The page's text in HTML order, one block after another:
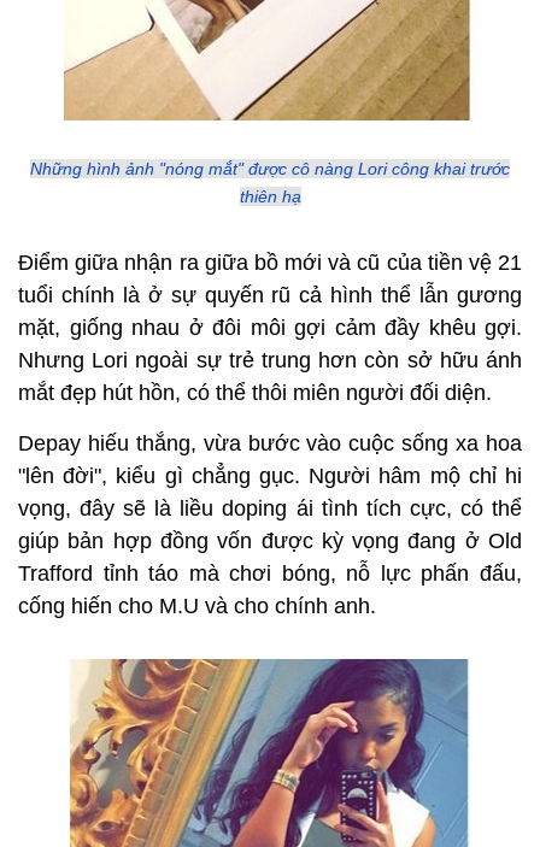
Những hình ảnh "nóng mắt" được cô nàng Lori công khai trước
thiên hạ
Điểm giữa nhận ra giữa bồ mới và cũ của tiền vệ 21
tuổi chính là ở sự quyến rũ cả hình thể lẫn gương
mặt, giống nhau ở đôi môi gợi cảm đầy khêu gợi.
Nhưng Lori ngoài sự trẻ trung hơn còn sở hữu ánh
mắt đẹp hút hồn, có thể thôi miên người đối diện.
Depay hiếu thắng, vừa bước vào cuộc sống xa hoa
"lên đời", kiểu gì chẳng gục. Người hâm mộ chỉ hi
vọng, đây sẽ là liều doping ái tình tích cực, có thể
giúp bản hợp đồng vốn được kỳ vọng đang ở Old
Trafford tỉnh táo mà chơi bóng, nỗ lực phấn đấu,
cống hiến cho M.U và cho chính anh.